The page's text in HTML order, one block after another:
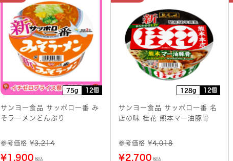
75g 12個
サンヨー食品 サッポロ一番 み
そラーメンどんぶり
参考価格 ¥3,214
¥1,900 税込
128g 12個
サンヨー食品 サッポロ一番 名
店の味 桂花 熊本マー油豚骨
参考価格 ¥4,018
¥2,700 税込